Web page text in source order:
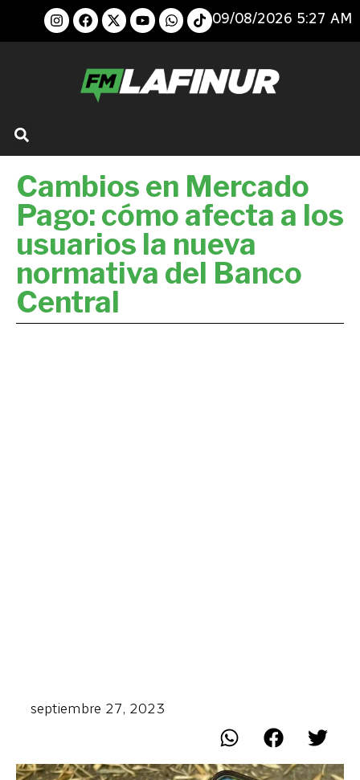
09/08/2026 5:27 AM
Cambios en Mercado
Pago: cómo afecta a los
usuarios la nueva
normativa del Banco
Central
septiembre 27, 2023